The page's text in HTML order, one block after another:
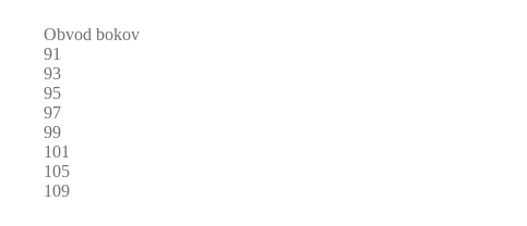
Obvod bokov
91
93
95
97
99
101
105
109